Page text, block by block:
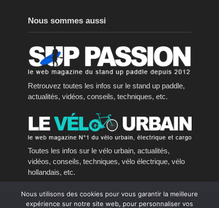
Nous sommes aussi
Retrouvez toutes les infos sur le stand up paddle,
actualités, vidéos, conseils, techniques, etc.
Toutes les infos sur le vélo urbain, actualités,
vidéos, conseils, techniques, vélo électrique, vélo
hollandais, etc.
Copyright © 2016 - 2023, tous droits réservés.
Nous utilisons des cookies pour vous garantir la meilleure
expérience sur notre site web, pour personnaliser vos